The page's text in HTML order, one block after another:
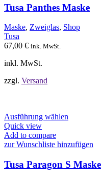
auf.
Die
Optionen
können
Tusa Panthes Maske
Maske, Zweiglas, Shop
Tusa
67,00 € ink. MwSt.
inkl. MwSt.
zzgl. Versand
Ausführung wählen
mehrere
auf.
Die
Quick view
Add to compare
zur Wunschliste hinzufügen
Tusa Paragon S Maske